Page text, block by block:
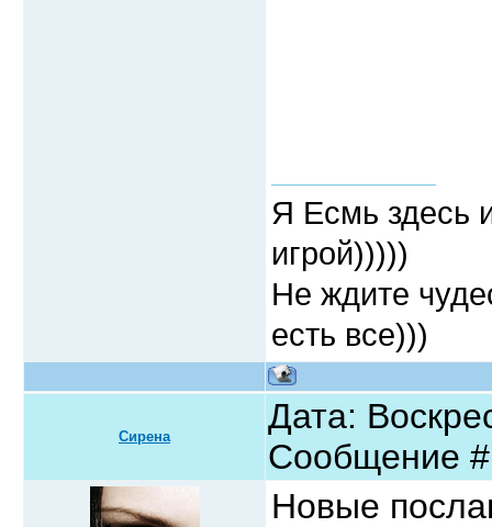
Я Есмь здесь
игрой)))))
Не ждите
есть все)))
Сирена
Дата:
Сообщение
Новые